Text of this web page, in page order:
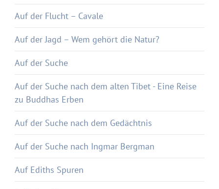
Auf der Flucht – Cavale
Auf der Jagd – Wem gehört die Natur?
Auf der Suche
Auf der Suche nach dem alten Tibet - Eine Reise
zu Buddhas Erben
Auf der Suche nach dem Gedächtnis
Auf der Suche nach Ingmar Bergman
Auf Ediths Spuren